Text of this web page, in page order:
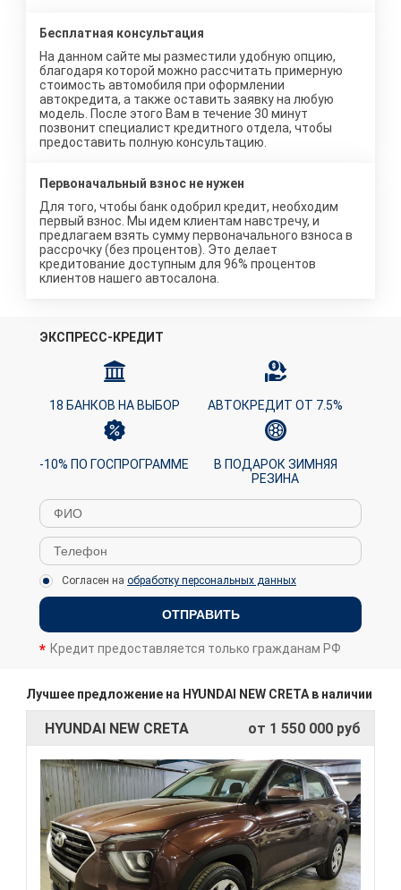
Бесплатная консультация
На данном сайте мы разместили удобную опцию,
благодаря которой можно рассчитать примерную
стоимость автомобиля при оформлении
автокредита, а также оставить заявку на любую
модель. После этого Вам в течение 30 минут
позвонит специалист кредитного отдела, чтобы
предоставить полную консультацию.
Первоначальный взнос не нужен
Для того, чтобы банк одобрил кредит, необходим
первый взнос. Мы идем клиентам навстречу, и
предлагаем взять сумму первоначального взноса в
рассрочку (без процентов). Это делает
кредитование доступным для 96% процентов
клиентов нашего автосалона.
ЭКСПРЕСС-КРЕДИТ
18 БАНКОВ НА ВЫБОР АВТОКРЕДИТ ОТ 7.5%
-10% ПО ГОСПРОГРАММЕ
В ПОДАРОК ЗИМНЯЯ
РЕЗИНА
Согласен на обработку персональных данных
ОТПРАВИТЬ
Кредит предоставляется только гражданам РФ
Лучшее предложение на HYUNDAI NEW CRETA в наличии
HYUNDAI NEW CRETA от 1 550 000 руб